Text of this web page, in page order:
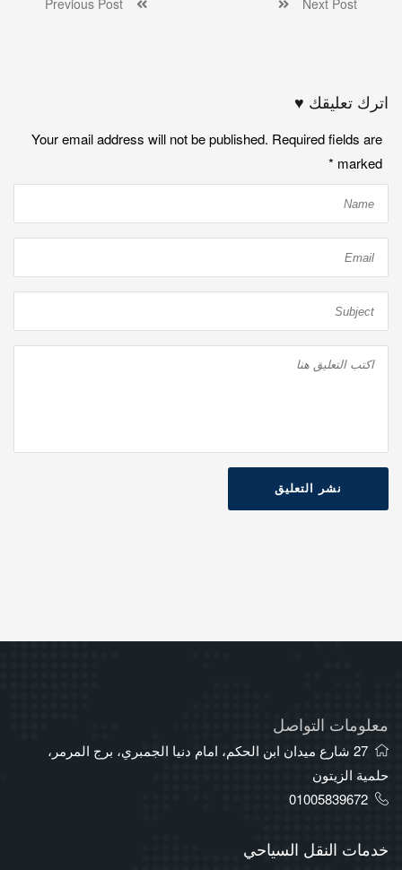
Next Post
اترك تعليقك ♥
Your email address will not be published. Required fields are
marked
*
نشر التعليق
معلومات التواصل
27 شارع ميدان ابن الحكم، امام دنيا الجمبري، برج المرمر،
حلمية الزيتون
01005839672
خدمات النقل السياحي